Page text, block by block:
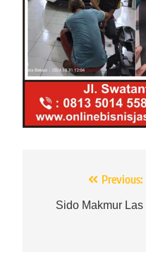
Navigasi
pos
Previous:
Sido Makmur Las